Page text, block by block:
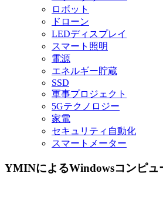
ロボット
ドローン
LEDディスプレイ
スマート照明
電源
エネルギー貯蔵
SSD
軍事プロジェクト
5Gテクノロジー
家電
セキュリティ自動化
スマートメーター
YMINによるWindowsコンピュ